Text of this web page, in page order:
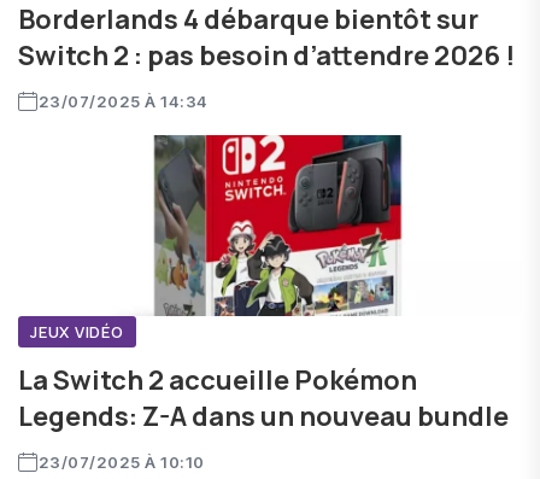
Borderlands 4 débarque bientôt sur
Switch 2 : pas besoin d’attendre 2026 !
23/07/2025 À 14:34
JEUX VIDÉO
La Switch 2 accueille Pokémon
Legends: Z-A dans un nouveau bundle
23/07/2025 À 10:10